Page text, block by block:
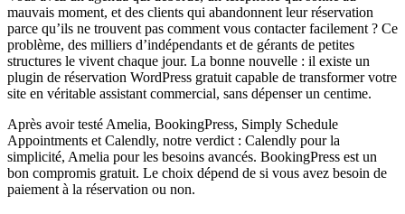
mauvais moment, et des clients qui abandonnent leur réservation
parce qu’ils ne trouvent pas comment vous contacter facilement ? Ce
problème, des milliers d’indépendants et de gérants de petites
structures le vivent chaque jour. La bonne nouvelle : il existe un
plugin de réservation WordPress gratuit capable de transformer votre
site en véritable assistant commercial, sans dépenser un centime.
Après avoir testé Amelia, BookingPress, Simply Schedule
Appointments et Calendly, notre verdict : Calendly pour la
simplicité, Amelia pour les besoins avancés. BookingPress est un
bon compromis gratuit. Le choix dépend de si vous avez besoin de
paiement à la réservation ou non.